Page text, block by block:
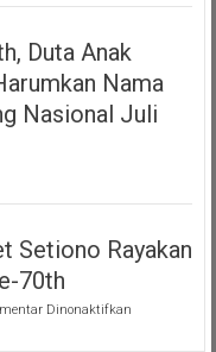
Duta Anak
Nama
Nasional Juli
Setiono Rayakan
70th
Dinonaktifkanpada